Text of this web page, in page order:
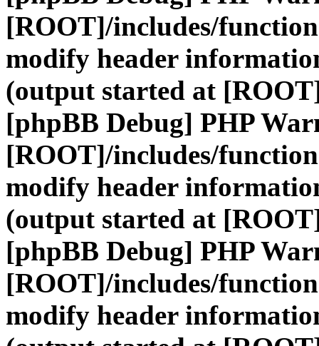
[ROOT]/includes/
modify header
(output started at
[phpBB Debug] PHP
[ROOT]/includes/
modify header
(output started at
[phpBB Debug] PHP
[ROOT]/includes/
modify header